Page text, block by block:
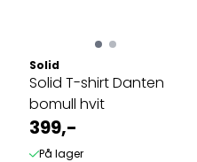
Solid
Solid T-shirt Danten
bomull hvit
399,-
På lager